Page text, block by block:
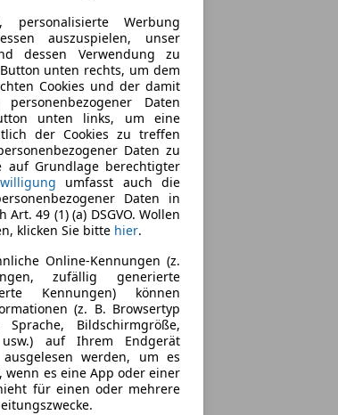
Werbung
auszuspielen, unser
dessen Verwendung zu
unten rechts, um dem
Cookies und der damit
Daten
unten links, um eine
der Cookies zu treffen
Daten zu
auf Grundlage berechtigter
umfasst auch die
Daten in
49 (1) (a) DSGVO. Wollen
klicken Sie bitte hier.
Online-Kennungen (z.
zufällig generierte
Kennungen) können
(z. B. Browsertyp
Bildschirmgröße,
usw.) auf Ihrem Endgerät
werden, um es
wenn es eine App oder einer
für einen oder mehrere